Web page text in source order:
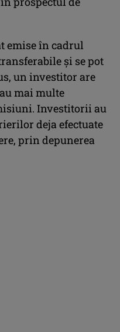
emise în cadrul
și se pot
un investitor are
mai multe
Investitorii au
deja efectuate
prin depunerea